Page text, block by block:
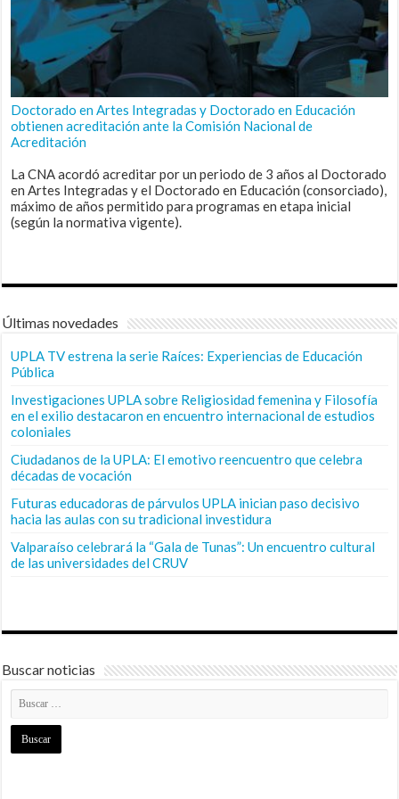
Doctorado en Artes Integradas y Doctorado en Educación
obtienen acreditación ante la Comisión Nacional de
Acreditación
La CNA acordó acreditar por un periodo de 3 años al Doctorado
en Artes Integradas y el Doctorado en Educación (consorciado),
máximo de años permitido para programas en etapa inicial
(según la normativa vigente).
Últimas novedades
UPLA TV estrena la serie Raíces: Experiencias de Educación
Pública
Investigaciones UPLA sobre Religiosidad femenina y Filosofía
en el exilio destacaron en encuentro internacional de estudios
coloniales
Ciudadanos de la UPLA: El emotivo reencuentro que celebra
décadas de vocación
Futuras educadoras de párvulos UPLA inician paso decisivo
hacia las aulas con su tradicional investidura
Valparaíso celebrará la “Gala de Tunas”: Un encuentro cultural
de las universidades del CRUV
Buscar noticias